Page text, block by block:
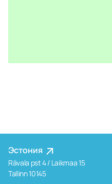
Эстония
Rävala pst 4 / Laikmaa 15
Tallinn 10145